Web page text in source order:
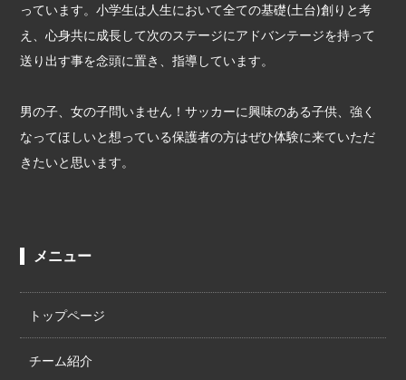
っています。小学生は人生において全ての基礎(土台)創りと考
え、心身共に成長して次のステージにアドバンテージを持って
送り出す事を念頭に置き、指導しています。
男の子、女の子問いません！サッカーに興味のある子供、強く
なってほしいと想っている保護者の方はぜひ体験に来ていただ
きたいと思います。
メニュー
トップページ
チーム紹介